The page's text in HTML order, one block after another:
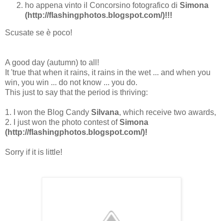
ho appena vinto il Concorsino fotografico di Simona
(http://flashingphotos.blogspot.com/)!!!
Scusate se è poco!
A good day (autumn) to all!
It 'true that when it rains, it rains in the wet ... and when you
win, you win ... do not know ... you do.
This just to say that the period is thriving:
1. I won the Blog Candy Silvana, which receive two awards,
2. I just won the photo contest ofSimona
(http://flashingphotos.blogspot.com/)!
Sorry if it is little!